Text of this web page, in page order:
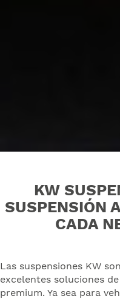
KW
SUSPENSIÓN
CADA
Las suspensiones KW
excelentes soluciones
premium. Ya sea para